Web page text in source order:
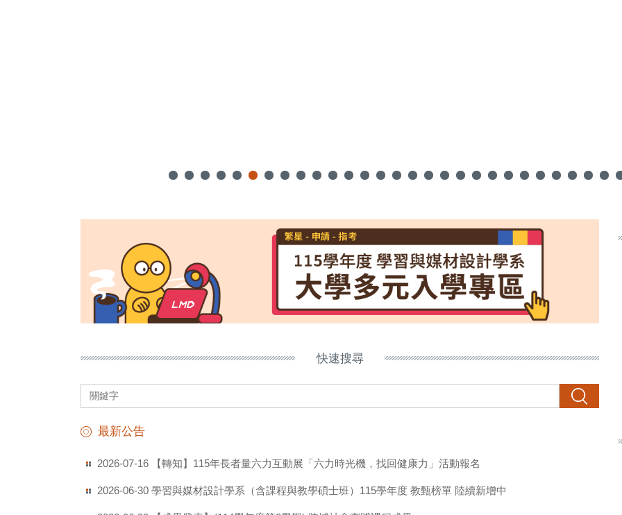
快速搜尋
搜尋
最新公告
2026-07-16 【轉知】115年長者量六力互動展「六力時光機，找回健康力」活動報名
2026-06-30學習與媒材設計學系（含課程與教學碩士班）115學年度 教甄榜單 陸續新增中